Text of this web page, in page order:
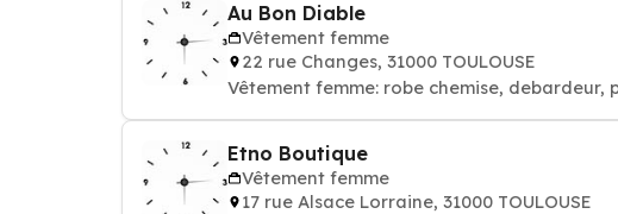
Au Bon Diable
Vêtement femme
22 rue Changes, 31000 TOULOUSE
Vêtement femme: robe chemise,
Etno Boutique
Vêtement femme
17 rue Alsace Lorraine, 31000 TOULOUSE